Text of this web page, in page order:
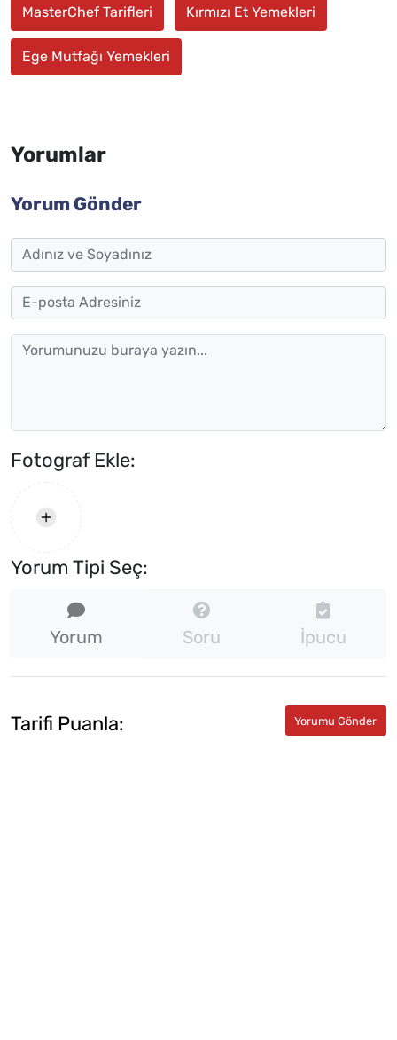
MasterChef Tarifleri Kırmızı Et Yemekleri
Ege Mutfağı Yemekleri
Yorumlar
Yorum Gönder
Fotograf Ekle:
Yorum Tipi Seç:
Yorum Soru İpucu
Tarifi Puanla: